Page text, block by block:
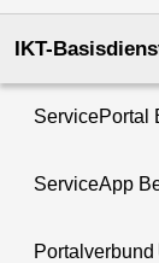
IKT-
ServicePortal
ServiceApp
Portalverbund